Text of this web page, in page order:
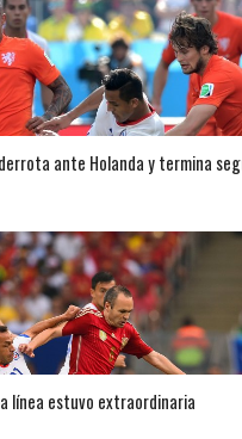
ante Holanda y termina
línea estuvo extraordinaria